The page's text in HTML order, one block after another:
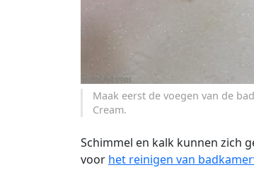
Maak eerst de voegen van de
Cream.
Schimmel en kalk kunnen zich
voor het reinigen van